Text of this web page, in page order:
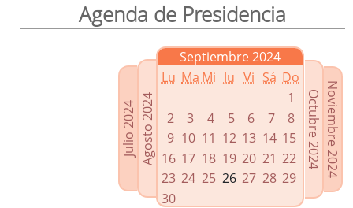
Presidencia
Enlaces relacionados
Agenda de Presidencia
Plenos provinciales y Juntas de gobierno
Oficina de Proyectos Europeos
Agenda de Presidencia
Julio 2024Agosto 2024
Septiembre 2024
Lu Ma Mi Ju Vi Sá Do
1
2
3 4 5 6 7
8
9 10 11 12 13 14 15
16 17 18 19 20 21 22
23 24 25 26 27 28 29
30
Noviembre 2024
Octubre 2024